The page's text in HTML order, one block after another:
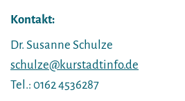
Kontakt:
Dr. Susanne Schulze
schulze@kurstadtinfo.de
Tel.: 0162 4536287